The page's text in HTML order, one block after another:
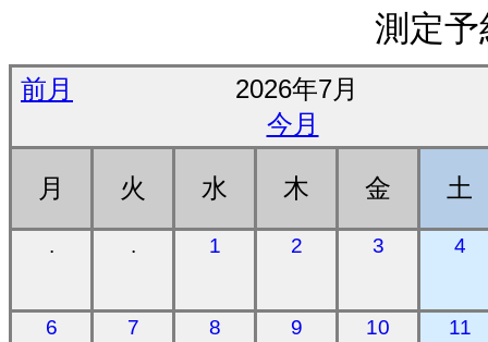
測定
前月
2026年7月
今月
月 火 水 木 金 土
. . 1 2 3 4
6 7 8 9 10 11